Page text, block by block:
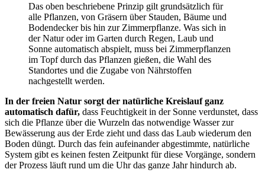
Das oben beschriebene Prinzip gilt grundsätzlich für
alle Pflanzen, von Gräsern über Stauden, Bäume und
Bodendecker bis hin zur Zimmerpflanze. Was sich in
der Natur oder im Garten durch Regen, Laub und
Sonne automatisch abspielt, muss bei Zimmerpflanzen
im Topf durch das Pflanzen gießen, die Wahl des
Standortes und die Zugabe von Nährstoffen
nachgestellt werden.
In der freien Natur sorgt der natürliche Kreislauf ganz
automatisch dafür, dass Feuchtigkeit in der Sonne verdunstet, dass
sich die Pflanze über die Wurzeln das notwendige Wasser zur
Bewässerung aus der Erde zieht und dass das Laub wiederum den
Boden düngt. Durch das fein aufeinander abgestimmte, natürliche
System gibt es keinen festen Zeitpunkt für diese Vorgänge, sondern
der Prozess läuft rund um die Uhr das ganze Jahr hindurch ab.